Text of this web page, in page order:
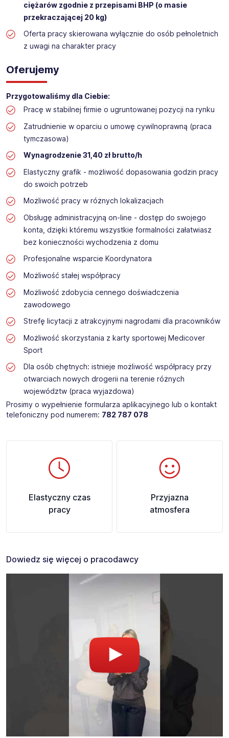
ciężarów zgodnie z przepisami BHP (o masie
przekraczającej 20 kg)
Oferta pracy skierowana wyłącznie do osób pełnoletnich
z uwagi na charakter pracy
Oferujemy
Przygotowaliśmy dla Ciebie:
Pracę w stabilnej firmie o ugruntowanej pozycji na rynku
Zatrudnienie w oparciu o umowę cywilnoprawną (praca
tymczasowa)
Wynagrodzenie 31,40 zł brutto/h
Elastyczny grafik - możliwość dopasowania godzin pracy
do swoich potrzeb
Możliwość pracy w różnych lokalizacjach
Obsługę administracyjną on-line - dostęp do swojego
konta, dzięki któremu wszystkie formalności załatwiasz
bez konieczności wychodzenia z domu
Profesjonalne wsparcie Koordynatora
Możliwość stałej współpracy
Możliwość zdobycia cennego doświadczenia
zawodowego
Strefę licytacji z atrakcyjnymi nagrodami dla pracowników
Możliwość skorzystania z karty sportowej Medicover
Sport
Dla osób chętnych: istnieje możliwość współpracy przy
otwarciach nowych drogerii na terenie różnych
województw (praca wyjazdowa)
Prosimy o wypełnienie formularza aplikacyjnego lub o kontakt
telefoniczny pod numerem: 782 787 078
Elastyczny czas
pracy
Przyjazna
atmosfera
Dowiedz się więcej o pracodawcy